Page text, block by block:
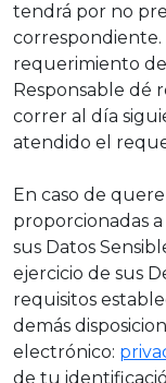
tendrá por no
correspondiente.
requerimiento
Responsable dé
correr al día
atendido el
En caso de
proporcionadas a
sus Datos
ejercicio de sus
requisitos
demás
electrónico:
de tu